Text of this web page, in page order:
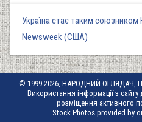
Україна стає таким
Newsweek (США)
© 1999-2026, НАРОДНИЙ ОГЛЯДАЧ,
Використання інформації з
розміщення активного
Stock Photos provided by